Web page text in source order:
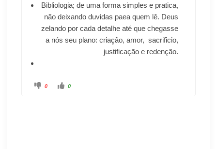
Bibliologia; de uma forma simples e pratica,
não deixando duvidas paea quem lê. Deus
zelando por cada detalhe até que chegasse
a nós seu plano: criação, amor, sacrificio,
justificação e redenção.
0 0